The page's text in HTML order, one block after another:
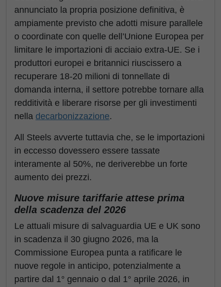
annunciato la propria posizione definitiva, è
ampiamente previsto che adotti misure parallele
o coordinate con quelle dell’Unione Europea per
limitare le importazioni di acciaio extra-UE. Se i
produttori europei e britannici riuscissero a
recuperare 18-20 milioni di tonnellate di
domanda interna, il settore potrebbe tornare alla
redditività e liberare risorse per gli investimenti
nella decarbonizzazione.
All Steels avverte tuttavia che, se le importazioni
in eccesso dovessero essere tassate
interamente al 50%, ne deriverebbe un forte
aumento dei prezzi.
Nuove misure tariffarie attese prima
della scadenza del 2026
Le attuali misure di salvaguardia UE e UK sono
in scadenza il 30 giugno 2026, ma la
Commissione Europea punta a ratificare le
nuove regole in anticipo, potenzialmente a
partire dal 1° gennaio o dal 1° aprile 2026, in